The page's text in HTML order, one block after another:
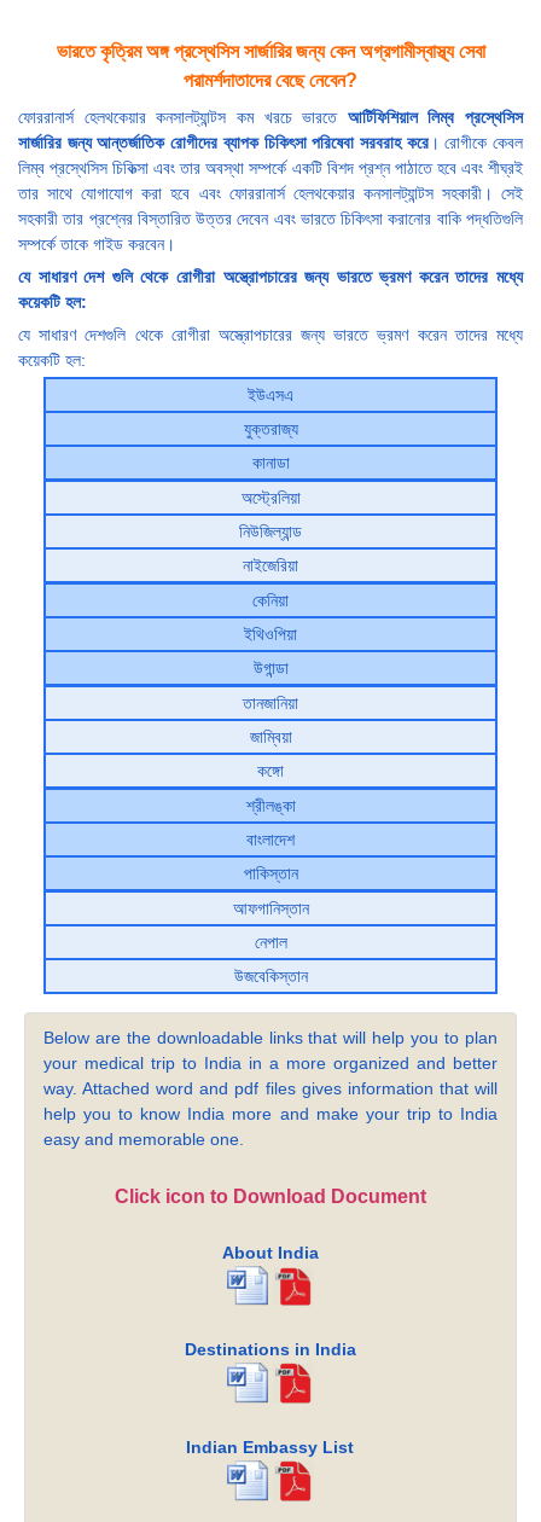
ভারতে কৃত্রিম অঙ্গ প্রস্থেসিস সার্জারির জন্য কেন অগ্রগামীস্বাস্থ্য সেবা
পরামর্শদাতাদের বেছে নেবেন?
ফোররানার্স হেলথকেয়ার কনসালট্যান্টস কম খরচে ভারতে আর্টিফিশিয়াল লিম্ব প্রস্থেসিস
সার্জারির জন্য আন্তর্জাতিক রোগীদের ব্যাপক চিকিৎসা পরিষেবা সরবরাহ করে। রোগীকে কেবল
লিম্ব প্রস্থেসিস চিকিত্সা এবং তার অবস্থা সম্পর্কে একটি বিশদ প্রশ্ন পাঠাতে হবে এবং শীঘ্রই
তার সাথে যোগাযোগ করা হবে এবং ফোররানার্স হেলথকেয়ার কনসালট্যান্টস সহকারী। সেই
সহকারী তার প্রশ্নের বিস্তারিত উত্তর দেবেন এবং ভারতে চিকিৎসা করানোর বাকি পদ্ধতিগুলি
সম্পর্কে তাকে গাইড করবেন।
যে সাধারণ দেশ গুলি থেকে রোগীরা অস্ত্রোপচারের জন্য ভারতে ভ্রমণ করেন তাদের মধ্যে
কয়েকটি হল:
যে সাধারণ দেশগুলি থেকে রোগীরা অস্ত্রোপচারের জন্য ভারতে ভ্রমণ করেন তাদের মধ্যে
কয়েকটি হল:
ইউএসএ
যুক্তরাজ্য
কানাডা
অস্ট্রেলিয়া
নিউজিল্যান্ড
নাইজেরিয়া
কেনিয়া
ইথিওপিয়া
উগান্ডা
তানজানিয়া
জাম্বিয়া
কঙ্গো
শ্রীলঙ্কা
বাংলাদেশ
পাকিস্তান
আফগানিস্তান
নেপাল
উজবেকিস্তান
Below are the downloadable links that will help you to plan
your medical trip to India in a more organized and better
way. Attached word and pdf files gives information that will
help you to know India more and make your trip to India
easy and memorable one.
Click icon to Download Document
About India
Destinations in India
Indian Embassy List